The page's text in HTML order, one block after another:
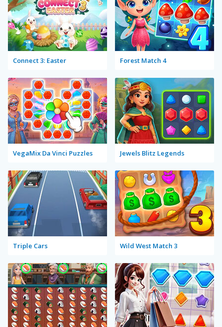
Connect 3: Easter Forest Match 4
VegaMix Da Vinci Puzzles Jewels Blitz Legends
Triple Cars Wild West Match 3